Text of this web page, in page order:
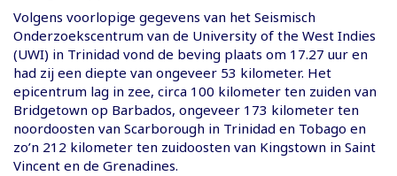
Volgens voorlopige gegevens van het Seismisch
Onderzoekscentrum van de University of the West Indies
(UWI) in Trinidad vond de beving plaats om 17.27 uur en
had zij een diepte van ongeveer 53 kilometer. Het
epicentrum lag in zee, circa 100 kilometer ten zuiden van
Bridgetown op Barbados, ongeveer 173 kilometer ten
noordoosten van Scarborough in Trinidad en Tobago en
zo’n 212 kilometer ten zuidoosten van Kingstown in Saint
Vincent en de Grenadines.